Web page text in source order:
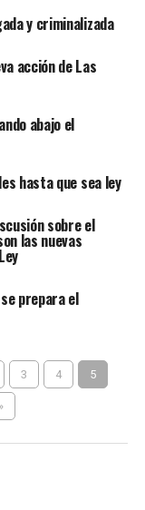
y criminalizada
acción de Las
abajo el
hasta que sea ley
sobre el
las nuevas
prepara el
3 4 5